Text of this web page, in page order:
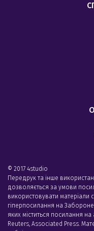
© 2017 4studio
Передрук та інше
дозволяється за умови
використовувати матеріали
гіперпосилання на
яких міститься посилання
Reuters, Associated Press.